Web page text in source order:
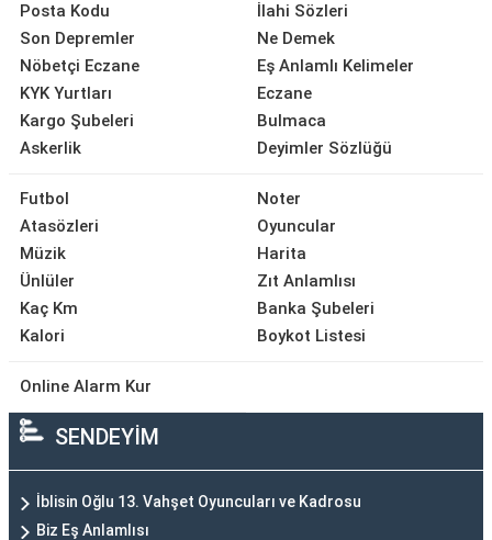
Posta Kodu
Son Depremler
Nöbetçi Eczane
KYK Yurtları
Kargo Şubeleri
Askerlik
İlahi Sözleri
Ne Demek
Eş Anlamlı Kelimeler
Eczane
Bulmaca
Deyimler Sözlüğü
Futbol
Atasözleri
Müzik
Ünlüler
Kaç Km
Kalori
Noter
Oyuncular
Harita
Zıt Anlamlısı
Banka Şubeleri
Boykot Listesi
Online Alarm Kur
SENDEYİM
İblisin Oğlu 13. Vahşet Oyuncuları ve Kadrosu
Biz Eş Anlamlısı